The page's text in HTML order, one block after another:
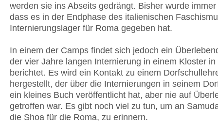
werden sie ins Abseits gedrängt. Bisher wurde
dass es in der Endphase des italienischen
Internierungslager für Roma gegeben hat.
In einem der Camps findet sich jedoch ein
der vier Jahre langen Internierung in einem Kloster
berichtet. Es wird ein Kontakt zu einem
hergestellt, der über die Internierungen in seinem
ein kleines Buch veröffentlicht hat, aber nie auf
getroffen war. Es gibt noch viel zu tun, um an
die Shoa für die Roma, zu erinnern.